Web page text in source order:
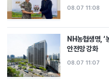
08.07 11:08
NH농협생명, ‘
안전망 강화
08.07 11:07